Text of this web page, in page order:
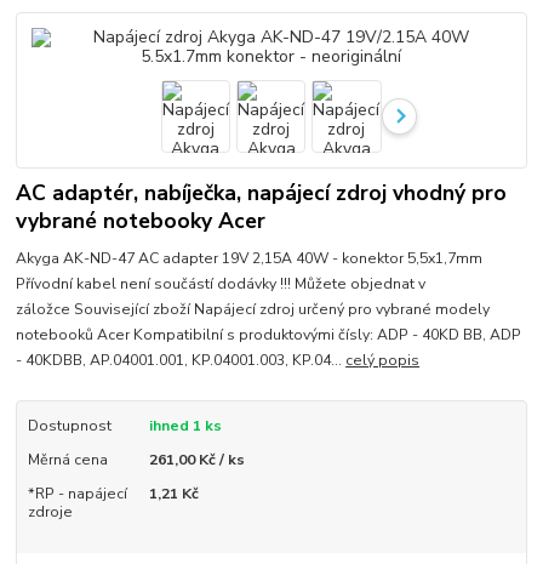
AC adaptér, nabíječka, napájecí zdroj vhodný pro
vybrané notebooky Acer
Akyga AK-ND-47 AC adapter 19V 2,15A 40W - konektor 5,5x1,7mm
Přívodní kabel není součástí dodávky !!! Můžete objednat v
záložce Související zboží Napájecí zdroj určený pro vybrané modely
notebooků Acer Kompatibilní s produktovými čísly: ADP - 40KD BB, ADP
- 40KDBB, AP.04001.001, KP.04001.003, KP.04... celý popis
Dostupnost
ihned 1 ks
Měrná cena
261,00 Kč / ks
*RP - napájecí
zdroje
1,21 Kč